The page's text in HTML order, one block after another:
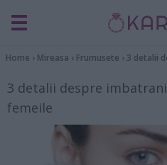
Home › Mireasa › Frumusete › 3 detalii
3 detalii despre
femeile